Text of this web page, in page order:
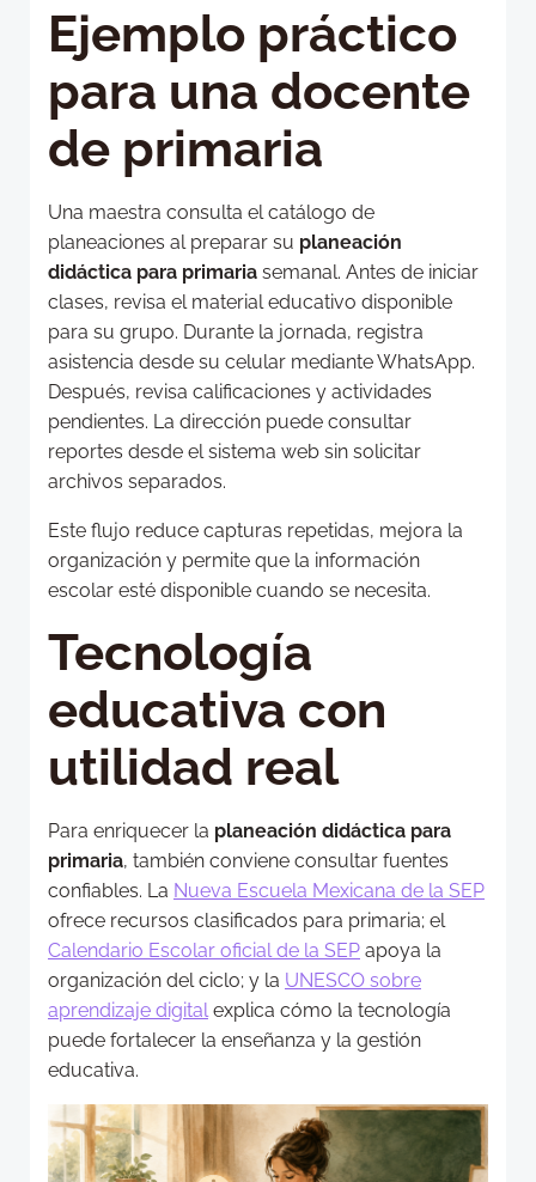
Ejemplo práctico
para una docente
de primaria
Una maestra consulta el catálogo de
planeaciones al preparar su planeación
didáctica para primaria semanal. Antes de iniciar
clases, revisa el material educativo disponible
para su grupo. Durante la jornada, registra
asistencia desde su celular mediante WhatsApp.
Después, revisa calificaciones y actividades
pendientes. La dirección puede consultar
reportes desde el sistema web sin solicitar
archivos separados.
Este flujo reduce capturas repetidas, mejora la
organización y permite que la información
escolar esté disponible cuando se necesita.
Tecnología
educativa con
utilidad real
Para enriquecer la planeación didáctica para
primaria, también conviene consultar fuentes
confiables. La Nueva Escuela Mexicana de la SEP
ofrece recursos clasificados para primaria; el
Calendario Escolar oficial de la SEP apoya la
organización del ciclo; y la UNESCO sobre
aprendizaje digital explica cómo la tecnología
puede fortalecer la enseñanza y la gestión
educativa.